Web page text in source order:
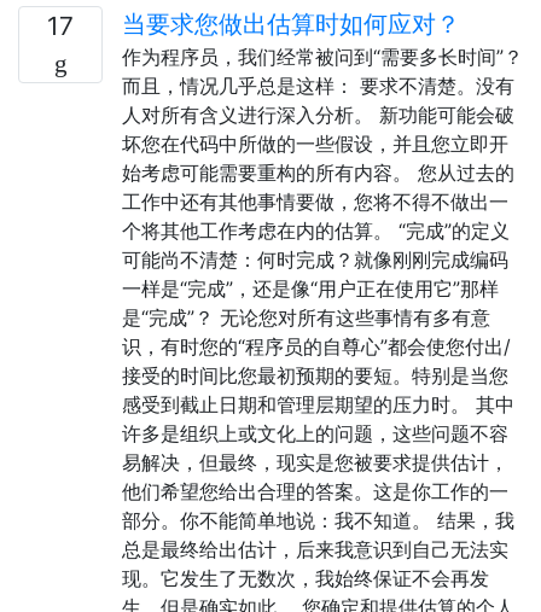
17 当要求您做出估算时如何应对？
作为程序员，我们经常被问到“需要多长时间”？
而且，情况几乎总是这样： 要求不清楚。没有
人对所有含义进行深入分析。 新功能可能会破
坏您在代码中所做的一些假设，并且您立即开
始考虑可能需要重构的所有内容。 您从过去的
工作中还有其他事情要做，您将不得不做出一
个将其他工作考虑在内的估算。 “完成”的定义
可能尚不清楚：何时完成？就像刚刚完成编码
一样是“完成”，还是像“用户正在使用它”那样
是“完成”？ 无论您对所有这些事情有多有意
识，有时您的“程序员的自尊心”都会使您付出/
接受的时间比您最初预期的要短。特别是当您
感受到截止日期和管理层期望的压力时。 其中
许多是组织上或文化上的问题，这些问题不容
易解决，但最终，现实是您被要求提供估计，
他们希望您给出合理的答案。这是你工作的一
部分。你不能简单地说：我不知道。 结果，我
总是最终给出估计，后来我意识到自己无法实
现。它发生了无数次，我始终保证不会再发
生。但是确实如此。 您确定和提供估算的个人